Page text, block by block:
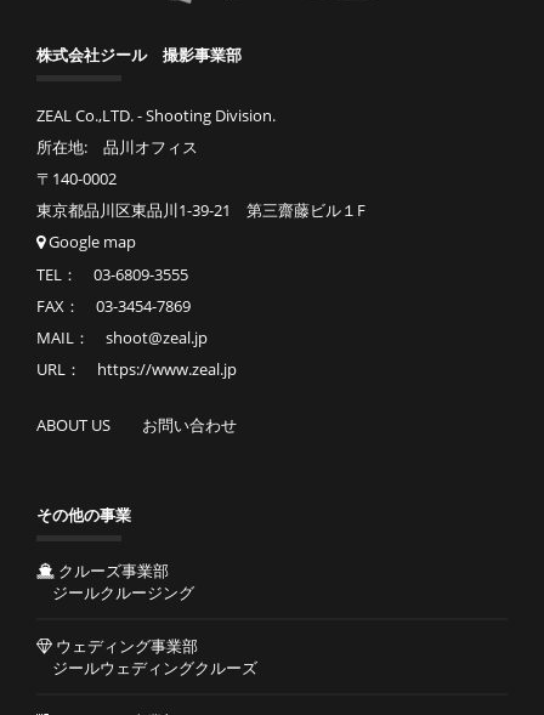
株式会社ジール 撮影事業部
ZEAL Co.,LTD. - Shooting Division.
所在地: 品川オフィス
〒140-0002
東京都品川区東品川1-39-21 第三齋藤ビル１F
Google map
TEL： 03-6809-3555
FAX： 03-3454-7869
MAIL： shoot@zeal.jp
URL： https://www.zeal.jp
ABOUT US お問い合わせ
その他の事業
クルーズ事業部
ジールクルージング
ウェディング事業部
ジールウェディングクルーズ